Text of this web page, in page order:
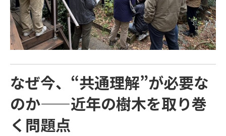
なぜ今、“共通理解”が必要な
のか——近年の樹木を取り巻
く問題点